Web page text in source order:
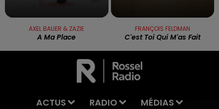
AXEL BAUER & ZAZIE
A Ma Place
FRANÇOIS FELDMAN
C'est Toi Qui M'as Fait
ACTUS RADIO
MÉDIAS